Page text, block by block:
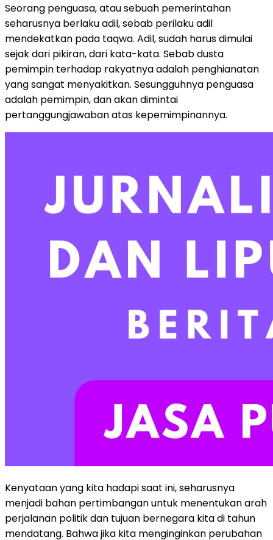
Seorang penguasa, atau sebuah pemerintahan
seharusnya berlaku adil, sebab perilaku adil
mendekatkan pada taqwa. Adil, sudah harus dimulai
sejak dari pikiran, dari kata-kata. Sebab dusta
pemimpin terhadap rakyatnya adalah penghianatan
yang sangat menyakitkan. Sesungguhnya penguasa
adalah pemimpin, dan akan dimintai
pertanggungjawaban atas kepemimpinannya.
Kenyataan yang kita hadapi saat ini, seharusnya
menjadi bahan pertimbangan untuk menentukan arah
perjalanan politik dan tujuan bernegara kita di tahun
mendatang. Bahwa jika kita menginginkan perubahan